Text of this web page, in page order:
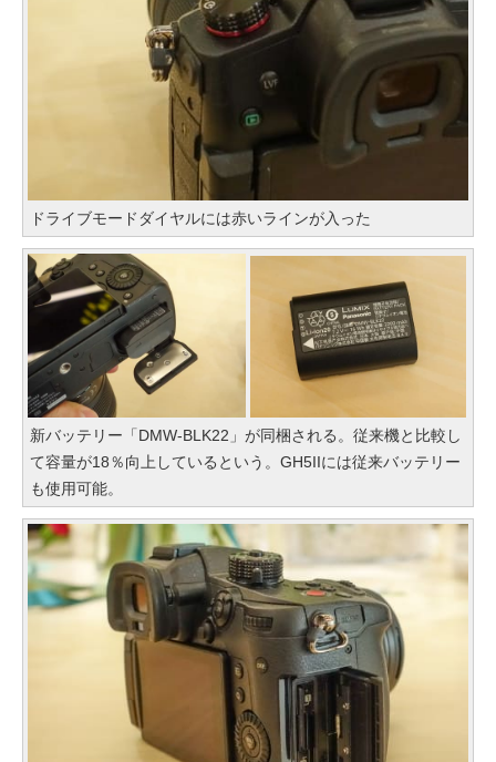
ドライブモードダイヤルには赤いラインが入った
新バッテリー「DMW-BLK22」が同梱される。従来機と比較し
て容量が18％向上しているという。GH5IIには従来バッテリー
も使用可能。